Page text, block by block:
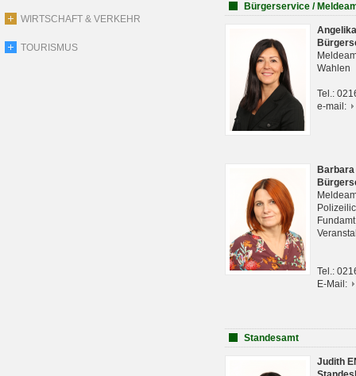
WIRTSCHAFT & VERKEHR
TOURISMUS
Bürgerservice /
Wahlen
Tel.:
e-mail:
Tel.:
E-Mail:
Standesamt
Judith